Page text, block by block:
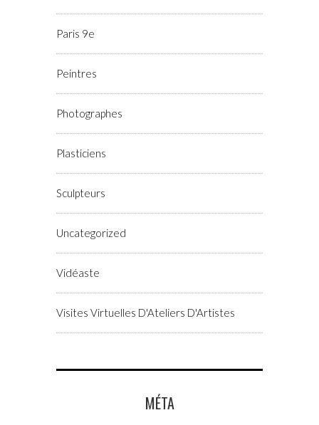
Paris 9e
Peintres
Photographes
Plasticiens
Sculpteurs
Uncategorized
Vidéaste
Visites Virtuelles D'Ateliers D'Artistes
MÉTA